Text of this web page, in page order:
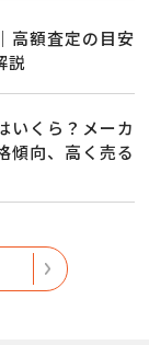
高額査定の目安
説
いくら？メーカ
傾向、高く売る